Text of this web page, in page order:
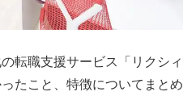
転職支援サービス「リクシィ
たこと、特徴についてまとめ